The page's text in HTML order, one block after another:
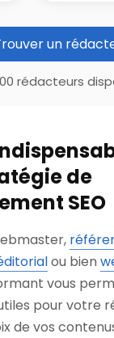
un
rédacteurs
de
SEO
ou bien
vous
pour votre
de vos